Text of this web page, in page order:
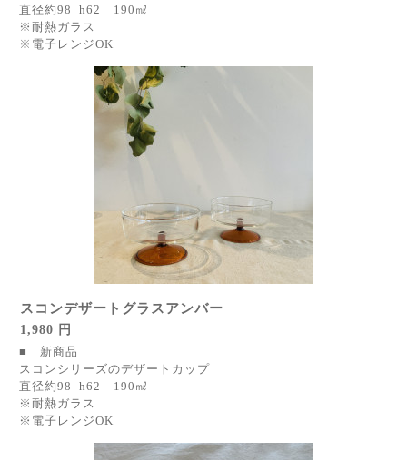
直径約98 h62 190㎖
※耐熱ガラス
※電子レンジOK
スコンデザートグラスアンバー
1,980 円
■ 新商品
スコンシリーズのデザートカップ
直径約98 h62 190㎖
※耐熱ガラス
※電子レンジOK